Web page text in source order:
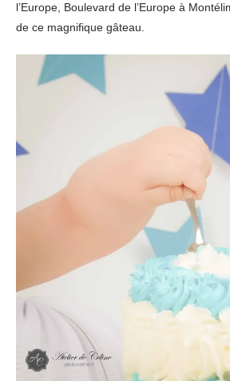
l’Europe, Boulevard de l’Europe à
de ce magnifique gâteau.